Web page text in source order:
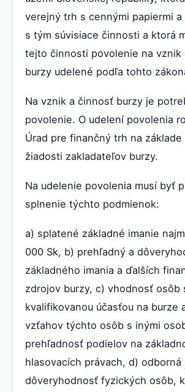
verejný trh s cennými papiermi a
s tým súvisiace činnosti a ktorá
tejto činnosti povolenie na vznik
burzy udelené podľa tohto
Na vznik a činnosť burzy je
povolenie. O udelení povolenia
Úrad pre finančný trh na základe
žiadosti zakladateľov burzy.
Na udelenie povolenia musí byť
splnenie týchto podmienok:
a) splatené základné imanie
000 Sk, b) prehľadný a
základného imania a ďalších
zdrojov burzy, c) vhodnosť osôb
kvalifikovanou účasťou na burze
vzťahov týchto osôb s inými
prehľadnosť podielov na
hlasovacích právach, d) odborná
dôveryhodnosť fyzických osôb,